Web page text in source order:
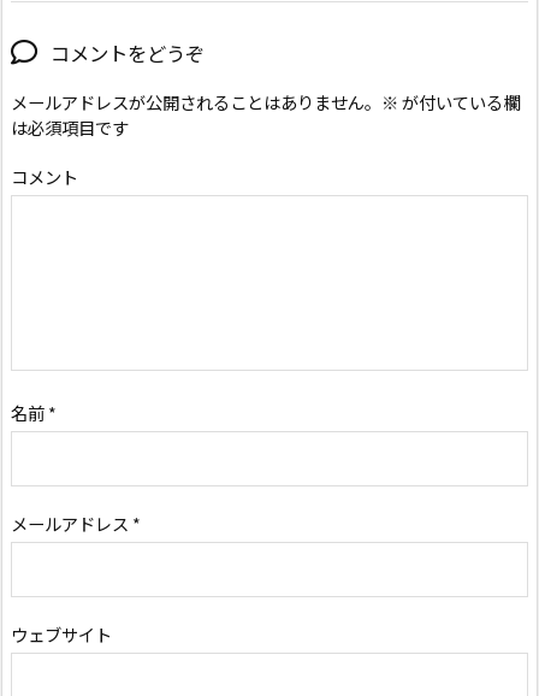
コメントをどうぞ
メールアドレスが公開されることはありません。 ※が付いている欄
は必須項目です
コメント
名前*
メールアドレス *
ウェブサイト